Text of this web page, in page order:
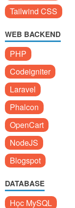
Tailwind CSS
WEB BACKEND
PHP
Codeigniter
Laravel
Phalcon
OpenCart
NodeJS
Blogspot
DATABASE
Học MySQL